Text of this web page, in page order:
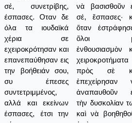
σέ, συνετρίβης,
έσπασες. Οταν δε
όλα τα ιουδαϊκά
χέρια σε
εχειροκρότησαν και
επανεπαύθησαν εις
την βοήθειάν σου,
συ έπεσες
συντετριμμένος,
αλλά και εκείνων
έσπασες, έτσι την
νὰ βασισθοῦν
σέ, ἔσπασες·
ὅταν
ὅλοι
ἐνθουσιασμὸν
χειροκροτήματα
πρὸς σὲ
ἐπεχείρησαν
ἀναπαυθοῦν
τὴν δυσκολίαν
καὶ νὰ